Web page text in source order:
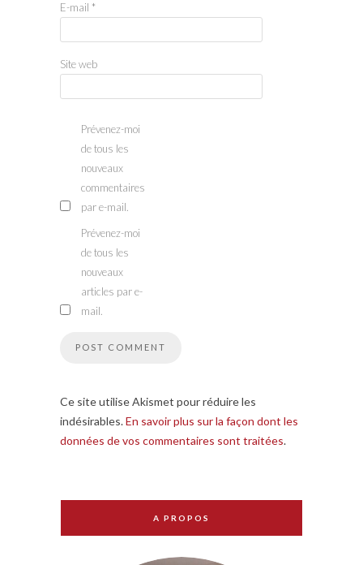
E-mail *
Site web
Prévenez-moi
de tous les
nouveaux
commentaires
par e-mail.
Prévenez-moi
de tous les
nouveaux
articles par e-
mail.
Ce site utilise Akismet pour réduire les
indésirables.En savoir plus sur la façon dont les
données de vos commentaires sont traitées.
A PROPOS